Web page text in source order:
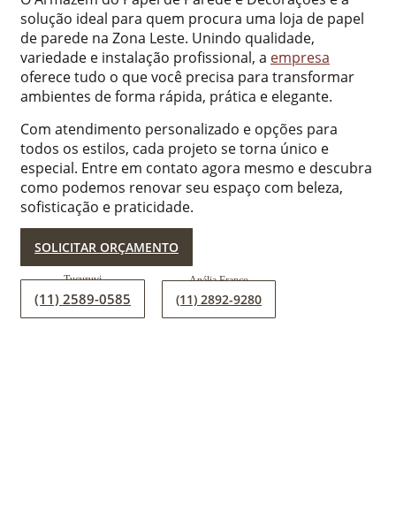
solução ideal para quem procura uma loja de papel
de parede na Zona Leste. Unindo qualidade,
variedade e instalação profissional, a empresa
oferece tudo o que você precisa para transformar
ambientes de forma rápida, prática e elegante.
Com atendimento personalizado e opções para
todos os estilos, cada projeto se torna único e
especial. Entre em contato agora mesmo e descubra
como podemos renovar seu espaço com beleza,
sofisticação e praticidade.
SOLICITAR ORÇAMENTO
(11) 2589-0585 (11) 2892-9280